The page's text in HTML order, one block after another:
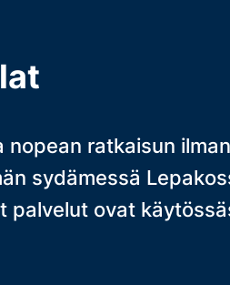
ratkaisun
sydämessä
palvelut ovat